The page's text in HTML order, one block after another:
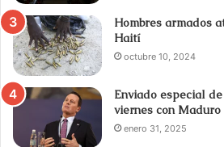
Hombres armados
Haití
octubre 10, 2024
Enviado especial
viernes con Maduro
enero 31, 2025